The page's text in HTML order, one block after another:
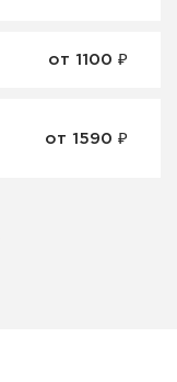
от 1100 ₽
от 1590 ₽